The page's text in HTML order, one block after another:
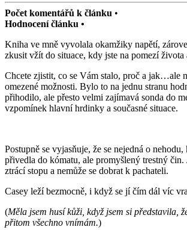
Počet komentářů k článku •
Hodnocení článku •
Kniha ve mně vyvolala okamžiky napětí,
zkusit vžít do situace, kdy jste na pomezí života
Chcete zjistit, co se Vám stalo, proč a jak…ale
omezené možnosti. Bylo to na jednu stranu
přihodilo, ale přesto velmi zajímavá sonda do
vzpomínek hlavní hrdinky a současné situace.
Postupně se vyjasňuje, že se nejedná o
přivedla do kómatu, ale promyšlený trestný čin.
ztrácí stopu a nemůže se dobrat k pachateli.
Casey leží bezmocně, i když se jí čím dál víc
(Měla jsem husí kůži, když jsem si představila,
přitom všechno vnímám.)